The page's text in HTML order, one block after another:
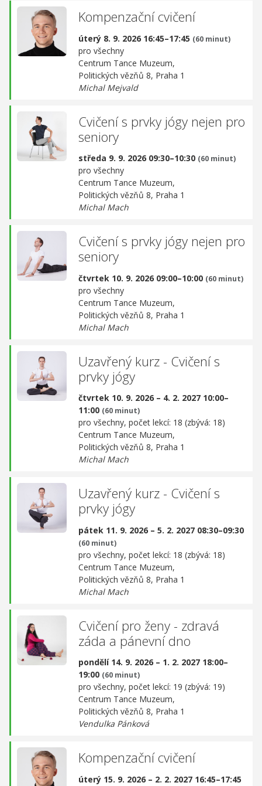
Kompenzační cvičení
úterý 8. 9. 2026 16:45–17:45 (60 minut)
pro všechny
Centrum Tance Muzeum,
Politických vězňů 8, Praha 1
Michal Mejvald
Cvičení s prvky jógy nejen pro
seniory
středa 9. 9. 2026 09:30–10:30 (60 minut)
pro všechny
Centrum Tance Muzeum,
Politických vězňů 8, Praha 1
Michal Mach
Cvičení s prvky jógy nejen pro
seniory
čtvrtek 10. 9. 2026 09:00–10:00 (60 minut)
pro všechny
Centrum Tance Muzeum,
Politických vězňů 8, Praha 1
Michal Mach
Uzavřený kurz - Cvičení s
prvky jógy
čtvrtek 10. 9. 2026 – 4. 2. 2027 10:00–
11:00 (60 minut)
pro všechny, počet lekcí: 18 (zbývá: 18)
Centrum Tance Muzeum,
Politických vězňů 8, Praha 1
Michal Mach
Uzavřený kurz - Cvičení s
prvky jógy
pátek 11. 9. 2026 – 5. 2. 2027 08:30–09:30
(60 minut)
pro všechny, počet lekcí: 18 (zbývá: 18)
Centrum Tance Muzeum,
Politických vězňů 8, Praha 1
Michal Mach
Cvičení pro ženy - zdravá
záda a pánevní dno
pondělí 14. 9. 2026 – 1. 2. 2027 18:00–
19:00 (60 minut)
pro všechny, počet lekcí: 19 (zbývá: 19)
Centrum Tance Muzeum,
Politických vězňů 8, Praha 1
Vendulka Pánková
Kompenzační cvičení
úterý 15. 9. 2026 – 2. 2. 2027 16:45–17:45